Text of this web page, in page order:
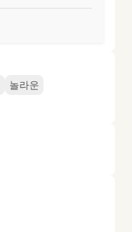
놀라운